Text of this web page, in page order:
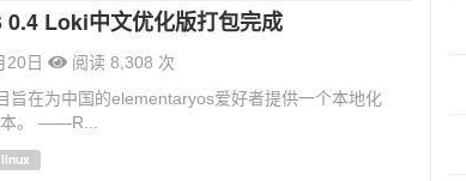
Loki中文优化版打包完成
20日
阅读 8,308 次
旨在为中国的elementaryos爱好者提供一个本地化
本。 ——R...
linux